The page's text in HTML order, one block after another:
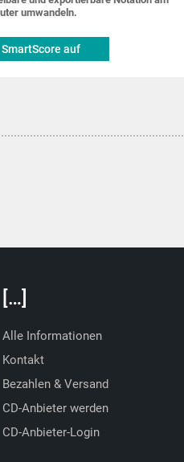
um­wandeln.
SmartScore auf
[…]
Alle Informationen
Kontakt
Bezahlen & Versand
CD-Anbieter werden
CD-Anbieter-Login